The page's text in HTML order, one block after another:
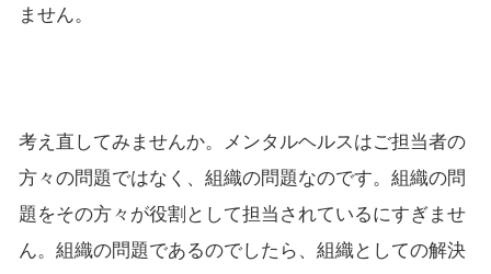
ません。
考え直してみませんか。メンタルヘルスはご担当者の
方々の問題ではなく、組織の問題なのです。組織の問
題をその方々が役割として担当されているにすぎませ
ん。組織の問題であるのでしたら、組織としての解決